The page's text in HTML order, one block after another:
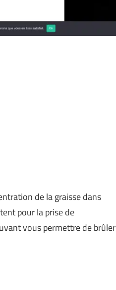
de la graisse dans
pour la prise de
vous permettre de brûler